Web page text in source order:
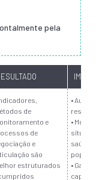
pela
de
e
de
e
são
estruturados
•
•
saúde da
• Ganho